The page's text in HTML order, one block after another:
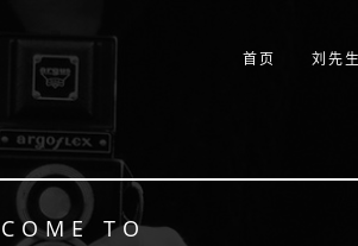
首页 刘先
TO